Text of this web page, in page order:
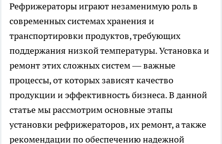
Рефрижераторы играют незаменимую роль в
современных системах хранения и
транспортировки продуктов, требующих
поддержания низкой температуры. Установка и
ремонт этих сложных систем — важные
процессы, от которых зависят качество
продукции и эффективность бизнеса. В данной
статье мы рассмотрим основные этапы
установки рефрижераторов, их ремонт, а также
рекомендации по обеспечению надежной